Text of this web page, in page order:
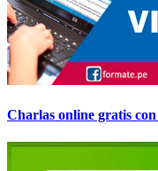
Charlas online gratis